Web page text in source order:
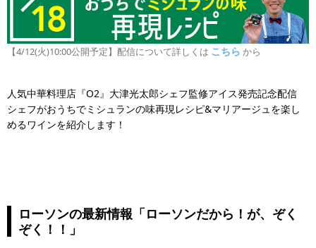
【4/12(火)10:00公開予定】配信について詳しくは こちら から
人気中華料理店『O2』大津光太郎シェフ監修アイス発売記念配信
シェフがおうちでミシュランの味再現レシピ&マリアージュを楽し
めるワインを紹介します！
ローソンの最新情報「ローソンだから！が、ぞく
ぞく！！」